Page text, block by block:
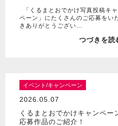
「くるまとおでかけ写真投稿キ
ペーン」にたくさんのご応募をい
きありがとうござい…
つづきを読
イベント/キャンペーン
2026.05.07
くるまとおでかけキャンペー
応募作品のご紹介！